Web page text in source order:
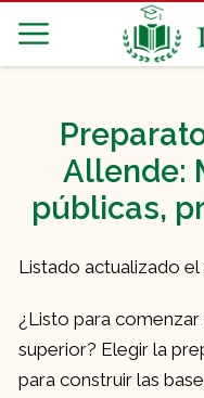
Allende:
públicas,
Listado actualizado
¿Listo para
superior? Elegir la
para construir las